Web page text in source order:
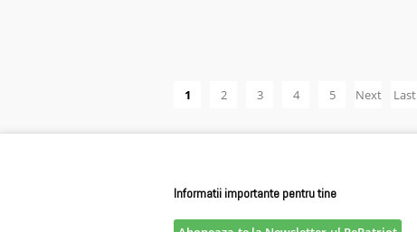
1 2 3 4 5
Next
Last
Informatii importante pentru tine